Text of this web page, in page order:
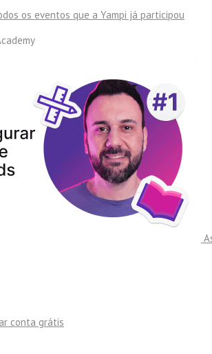
os eventos que a Yampi já participou
conta grátis